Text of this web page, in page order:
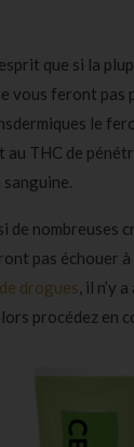
que si la
vous feront pas
le
au THC de
de nombreuses
pas échouer à
drogues, il n’y
procédez en